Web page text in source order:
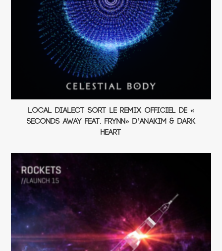
Local Dialect sort le remix officiel de «
Seconds Away Feat. Frynn» d’Anakim & Dark
Heart